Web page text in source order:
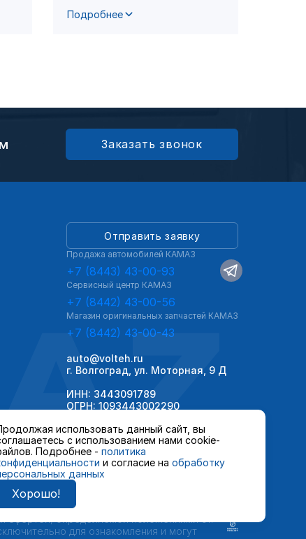
Подробнее
Заказать звонок
использовать данный сайт, вы
с использованием нами cookie-
Подробнее - политика
и согласие на обработку
данных
Хорошо!
Отправить заявку
Продажа автомобилей КАМАЗ
+7 (8443) 43-00-93
Сервисный центр КАМАЗ
+7 (8442) 43-00-56
Магазин оригинальных запчастей КАМАЗ
+7 (8442) 43-00-43
auto@volteh.ru
г. Волгоград, ул. Моторная, 9 Д
ИНН: 3443091789
ОГРН: 1093443002290
и сервисного обслуживания,
офертой, определяемой положениями ст.
для ознакомления и могут